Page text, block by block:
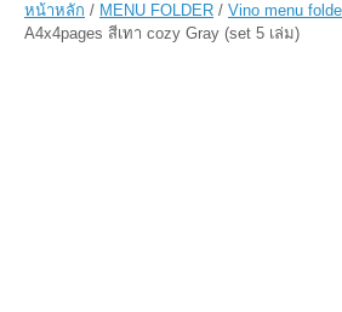
หน้าหลัก / MENU FOLDER / Vino menu
A4x4pages สีเทา cozy Gray (set 5 เล่ม)